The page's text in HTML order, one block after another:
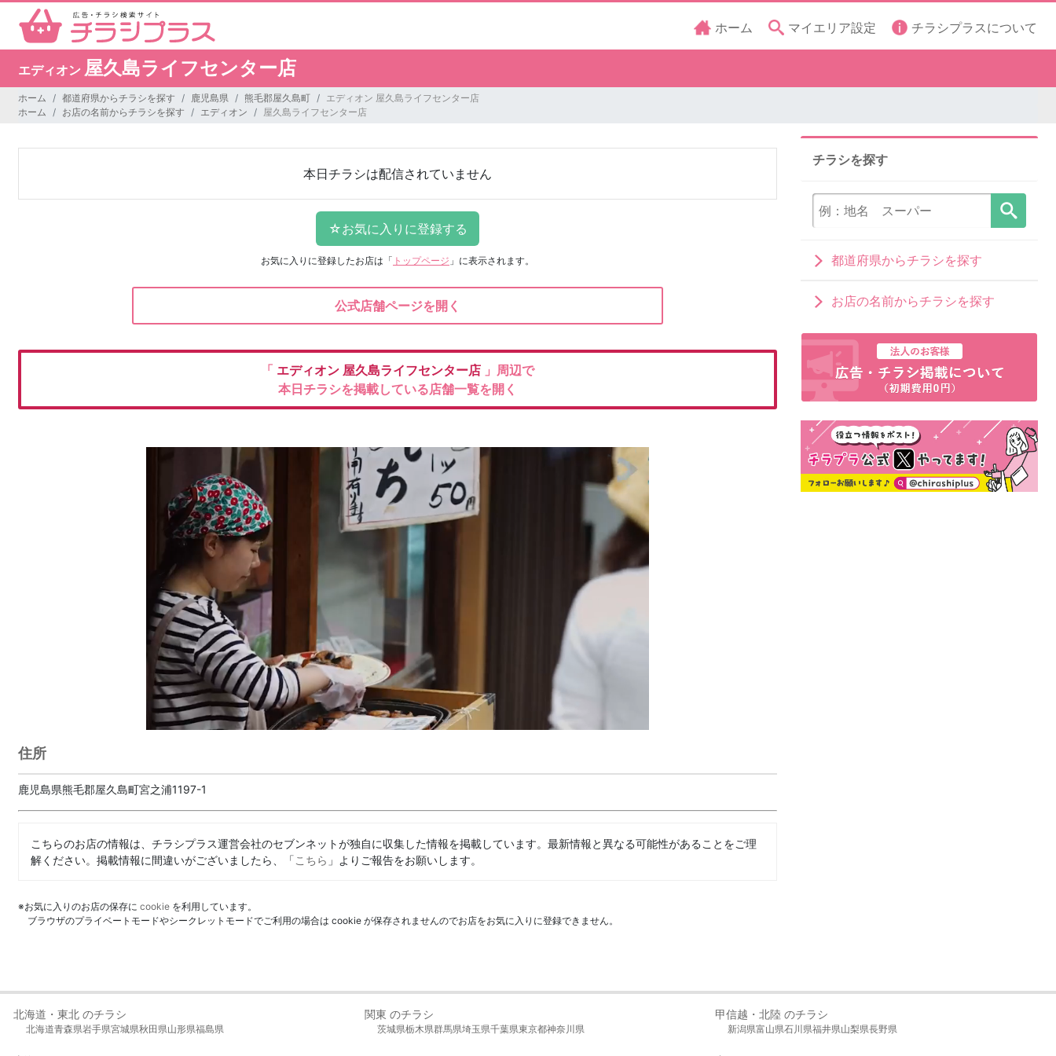
ホーム マイエリア設定 チラシプラスについて
エディオン 屋久島ライフセンター店
ホーム 都道府県からチラシを探す 鹿児島県 熊毛郡屋久島町
エディオン 屋久島ライフセンター店
ホーム
お店の名前からチラシを探す エディオン 屋久島ライフセンター店
本日チラシは配信されていません
お気に入りに登録したお店は 「 トップページ 」に表示されます。
公式店舗ページを開く
「 エディオン 屋久島ライフセンター店 」周辺で
本日チラシを掲載している店舗一覧を開く
住所
鹿児島県熊毛郡屋久島町宮之浦1197-1
こちらのお店の情報は、チラシプラス運営会社のセブンネットが独自に収集した情報を掲載しています。最新情報と異なる可能性があることをご理
解ください。掲載情報に間違いがございましたら、「こちら 」よりご報告をお願いします。
※お気に入りのお店の保存に cookie を利用しています。
ブラウザのプライベートモードやシークレットモードでご利用の場合は cookie が保存されませんのでお店をお気に入りに登録できません。
チラシを探す
都道府県からチラシを探す
お店の名前からチラシを探す
北海道・東北 のチラシ
北海道青森県岩手県宮城県秋田県山形県福島県
関東 のチラシ
茨城県栃木県群馬県埼玉県千葉県東京都神奈川県
甲信越・北陸 のチラシ
新潟県富山県石川県福井県山梨県長野県